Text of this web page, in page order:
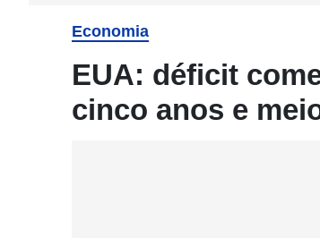
Economia
EUA: déficit
cinco anos e